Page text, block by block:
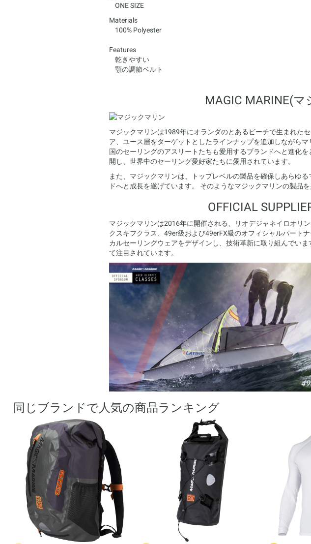
ONE SIZE
Materials
100% Polyester
Features
乾きやすい
顎の調節ベルト
MAGIC MARINE(
マジックマリンは1989年にオランダのとあるビーチで生まれた
ア、ユース層をターゲットとしたラインナップを追加しながら
国のセーリングのアスリートたちも愛用するブランドへと進化
開し、世界中のセーリング愛好家たちに愛用されています。
また、マジックマリンは、トップレベルの製品を確保しあらゆ
ドへと成長を遂げています。 そのようなマジックマリンの製品
OFFICIAL
マジックマリンは2016年に開催される、リオデジャネイロオリ
クスキフクラス、49er級および49erFX級のオフィシャルパート
カルセーリングウェアをデザインし、技術革新に取り組んでい
て注目されています。
同じブランドで人気の商品ランキング